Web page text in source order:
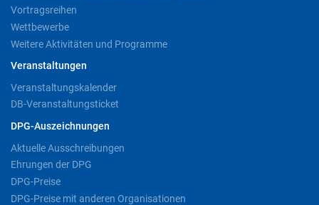
Vortragsreihen
Wettbewerbe
Weitere Aktivitäten und Programme
Veranstaltungen
Veranstaltungskalender
DB-Veranstaltungsticket
DPG-Auszeichnungen
Aktuelle Ausschreibungen
Ehrungen der DPG
DPG-Preise
DPG-Preise mit anderen Organisationen